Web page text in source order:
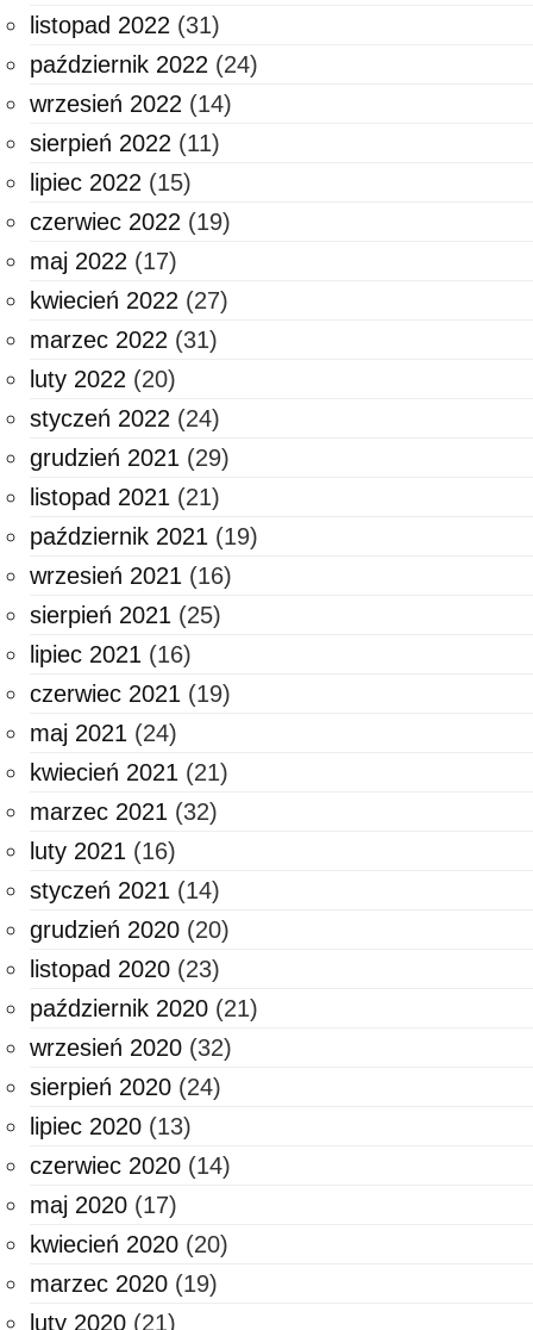
listopad 2022 (31)
październik 2022 (24)
wrzesień 2022 (14)
sierpień 2022 (11)
lipiec 2022 (15)
czerwiec 2022 (19)
maj 2022 (17)
kwiecień 2022 (27)
marzec 2022 (31)
luty 2022 (20)
styczeń 2022 (24)
grudzień 2021 (29)
listopad 2021 (21)
październik 2021 (19)
wrzesień 2021 (16)
sierpień 2021 (25)
lipiec 2021 (16)
czerwiec 2021 (19)
maj 2021 (24)
kwiecień 2021 (21)
marzec 2021 (32)
luty 2021 (16)
styczeń 2021 (14)
grudzień 2020 (20)
listopad 2020 (23)
październik 2020 (21)
wrzesień 2020 (32)
sierpień 2020 (24)
lipiec 2020 (13)
czerwiec 2020 (14)
maj 2020 (17)
kwiecień 2020 (20)
marzec 2020 (19)
luty 2020 (21)